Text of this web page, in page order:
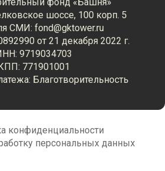
шоссе, 100 корп. 5
СМИ: fond@gktower.ru
от 21 декабря 2022 г.
9719034703
771901001
Благотворительность
конфиденциальности
персональных данных